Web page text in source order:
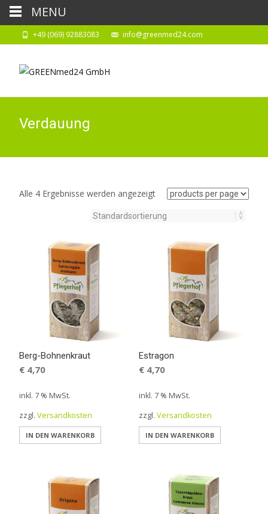
+49 (069) 92883083 info@greenmed24.com
Verdauung
Alle 4 Ergebnisse werden angezeigt
Berg-Bohnenkraut
€ 4,70
inkl. 7 % MwSt.
zzgl. Versandkosten
IN DEN WARENKORB
Estragon
€4,70
inkl. 7 % MwSt.
zzgl. Versandkosten
IN DEN WARENKORB
MENU